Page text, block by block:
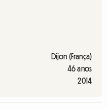
Dijon (França)
46 anos
2014